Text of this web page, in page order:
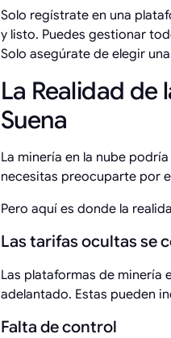
Solo regístrate en una
y listo. Puedes gestionar
Solo asegúrate de elegir
La Realidad de
Suena
La minería en la nube
necesitas preocuparte por
Pero aquí es donde la
Las tarifas ocultas se
Las plataformas de minería
adelantado. Estas pueden
Falta de control